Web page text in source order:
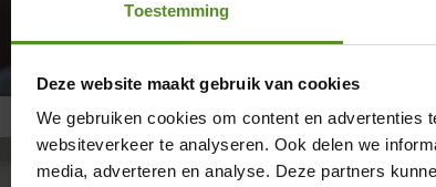
Toestemming
Deze website maakt gebruik van cookies
We gebruiken cookies om content en advertenties
websiteverkeer te analyseren. Ook delen we
media, adverteren en analyse. Deze partners